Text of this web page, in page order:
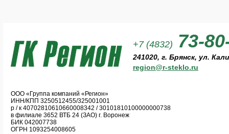
+7 (4832) 73-
241020, г. Брянск, ул.
region@r-steklo.ru
ООО «Группа компаний «Регион»
ИНН/КПП 3250512455/325001001
р / к 40702810610660008342 / 30101810100000000738
в филиале 3652 ВТБ 24 (ЗАО) г. Воронеж
БИК 042007738
ОГРН 1093254008605